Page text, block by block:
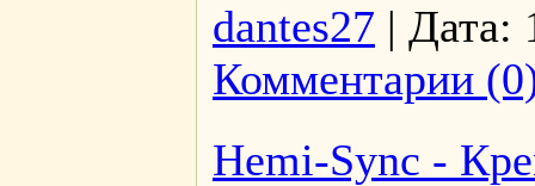
dantes27 | Дата:
Комментарии
Hemi-Sync -